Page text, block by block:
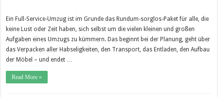
Ein Full-Service-Umzug ist im Grunde das Rundum-sorglos-Paket für alle, die
keine Lust oder Zeit haben, sich selbst um die vielen kleinen und großen
Aufgaben eines Umzugs zu kümmern. Das beginnt bei der Planung, geht über
das Verpacken aller Habseligkeiten, den Transport, das Entladen, den Aufbau
der Möbel – und endet …
Read More »